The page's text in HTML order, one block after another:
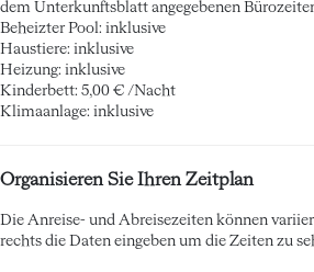
dem Unterkunftsblatt angegebenen
Beheizter Pool: inklusive
Haustiere: inklusive
Heizung: inklusive
Kinderbett: 5,00 € /Nacht
Klimaanlage: inklusive
Organisieren Sie Ihren Zeitplan
Die Anreise- und Abreisezeiten können
rechts die Daten eingeben um die Zeiten zu